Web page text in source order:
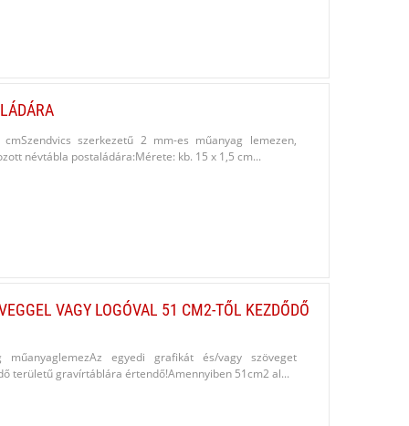
szerkezetű 2 mm-es műanyag lemezen,
névtábla postaládára:Mérete: kb. 15 x 1,5 cm...
VAGY LOGÓVAL 51 CM2-TŐL KEZDŐDŐ
egyedi grafikát és/vagy szöveget
területű gravírtáblára értendő!Amennyiben 51cm2 al...